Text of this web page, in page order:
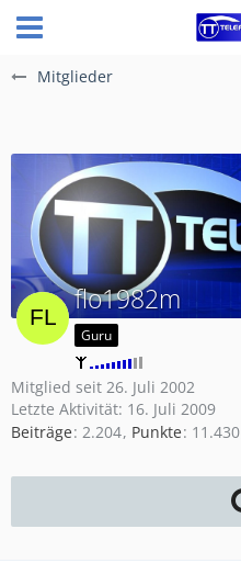
Mitglieder
flo1982m
Guru
Mitglied seit 26. Juli 2002
Letzte Aktivität: 16. Juli 2009
Beiträge 2.204 Punkte 11.430